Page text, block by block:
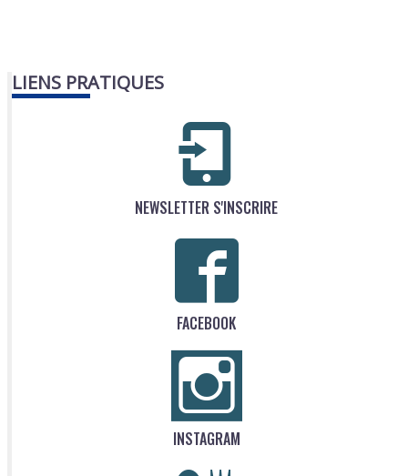
LIENS PRATIQUES
NEWSLETTER S'INSCRIRE
FACEBOOK
INSTAGRAM